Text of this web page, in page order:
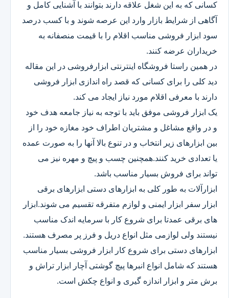
کسانی که به این شغل علاقه دارند بتوانند با آشنایی کامل و
آگاهی از شرایط بازار وارد این عرصه شوند و با کسب درصد
سود ابزار فروشی مناسب اقلام را با قیمت منصفانه به
خریداران عرضه کنند.
در همین راستا فروشگاه اینترنتی ابزارفروشی در این مقاله
دید کلی را برای کسانی که قصد راه اندازی ابزار فروشی
دارند با معرفی اقلام مورد نیاز ایجاد می کند.
یک ابزار فروشی موفق باید با توجه به نیاز جامعه هدف خود
و در واقع مشاغل و مشتریان اطراف خود مغازه خود را از
بین ابزارهای زیر انتخاب و در تنوع بالا آنها را به صورت عمده
یا تعدادی خرید کنند.همچنین چسب و پیچ و مهره نیز می
تواند برای فروش بسیار مناسب باشد.
ابزارآلات به طور کلی به ابزارهای دستی ابزارهای برقی
ابزار سفر ابزار ایمنی و لوازم متفرقه تقسیم می شوند.ابزار
های برقی عمدتا برای شروع کار با سرمایه اندک مناسب
نیستند ولی لوازمی مثل انواع دریل و فرز پر مصرف هستند.
ابزارهای دستی برای شروع کار ابزار فروشی بسیار مناسب
هستند که شامل انواع انبرها پیچ گوشتی آچار ابزار تراش و
برش متر و ابزار اندازه گیری و انواع چکش است.